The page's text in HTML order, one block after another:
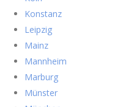
Konstanz
Leipzig
Mainz
Mannheim
Marburg
Münster